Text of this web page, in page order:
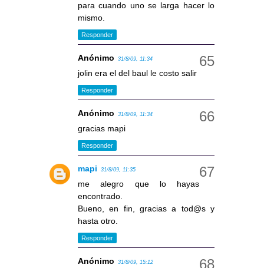
para cuando uno se larga hacer lo
mismo.
Responder
Anónimo 31/8/09, 11:34
jolin era el del baul le costo salir
Responder
Anónimo 31/8/09, 11:34
gracias mapi
Responder
mapi 31/8/09, 11:35
me alegro que lo hayas
encontrado.
Bueno, en fin, gracias a tod@s y
hasta otro.
Responder
Anónimo 31/8/09, 15:12